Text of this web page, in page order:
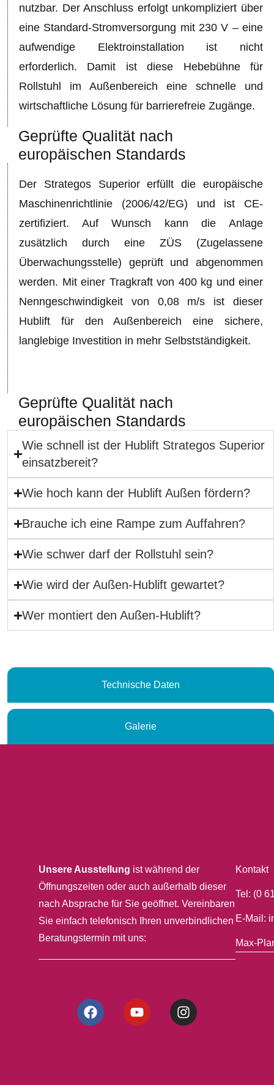
Technische Daten
Galerie
nutzbar. Der Anschluss erfolgt unkompliziert über
eine Standard-Stromversorgung mit 230 V – eine
aufwendige Elektroinstallation ist nicht
erforderlich. Damit ist diese Hebebühne für
Rollstuhl im Außenbereich eine schnelle und
wirtschaftliche Lösung für barrierefreie Zugänge.
Geprüfte Qualität nach
europäischen Standards
Der Strategos Superior erfüllt die europäische
Maschinenrichtlinie (2006/42/EG) und ist CE-
zertifiziert. Auf Wunsch kann die Anlage
zusätzlich durch eine ZÜS (Zugelassene
Überwachungsstelle) geprüft und abgenommen
werden. Mit einer Tragkraft von 400 kg und einer
Nenngeschwindigkeit von 0,08 m/s ist dieser
Hublift für den Außenbereich eine sichere,
langlebige Investition in mehr Selbstständigkeit.
Geprüfte Qualität nach
europäischen Standards
Wie schnell ist der Hublift Strategos Superior
einsatzbereit?
Wie hoch kann der Hublift Außen fördern?
Brauche ich eine Rampe zum Auffahren?
Wie schwer darf der Rollstuhl sein?
Wie wird der Außen-Hublift gewartet?
Wer montiert den Außen-Hublift?
Unsere Ausstellung ist während der
Öffnungszeiten oder auch außerhalb dieser
nach Absprache für Sie geöffnet. Vereinbaren
Sie einfach telefonisch Ihren unverbindlichen
Beratungstermin mit uns:
Kontakt
Tel: (0
E-Mail:
Max-